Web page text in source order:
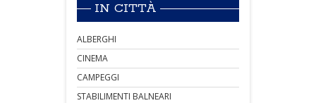
IN CITTÀ
ALBERGHI
CINEMA
CAMPEGGI
STABILIMENTI BALNEARI